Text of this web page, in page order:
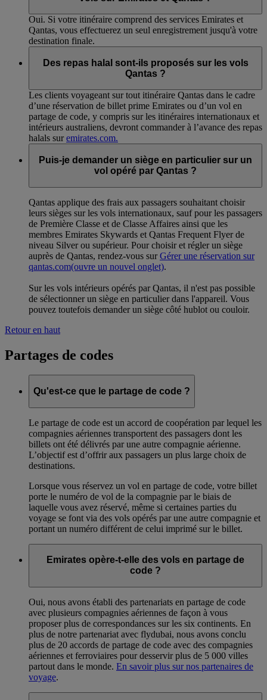
Oui. Si votre itinéraire comprend des services Emirates et
Qantas, vous effectuerez un seul enregistrement jusqu'à votre
destination finale.
Des repas halal sont-ils proposés sur les vols
Qantas ?
Les clients voyageant sur tout itinéraire Qantas dans le cadre
d’une réservation de billet prime Emirates ou d’un vol en
partage de code, y compris sur les itinéraires internationaux et
intérieurs australiens, devront commander à l’avance des repas
halals suremirates.com.
Puis-je demander un siège en particulier sur un
vol opéré par Qantas ?
Qantas applique des frais aux passagers souhaitant choisir
leurs sièges sur les vols internationaux, sauf pour les passagers
de Première Classe et de Classe Affaires ainsi que les
membres Emirates Skywards et Qantas Frequent Flyer de
niveau Silver ou supérieur. Pour choisir et régler un siège
auprès de Qantas, rendez-vous surGérer une réservation sur
qantas.com(ouvre un nouvel onglet).
Sur les vols intérieurs opérés par Qantas, il n'est pas possible
de sélectionner un siège en particulier dans l'appareil. Vous
pouvez toutefois demander un siège côté hublot ou couloir.
Retour en haut
Partages de codes
Qu'est-ce que le partage de code ?
Le partage de code est un accord de coopération par lequel les
compagnies aériennes transportent des passagers dont les
billets ont été délivrés par une autre compagnie aérienne.
L’objectif est d’offrir aux passagers un plus large choix de
destinations.
Lorsque vous réservez un vol en partage de code, votre billet
porte le numéro de vol de la compagnie par le biais de
laquelle vous avez réservé, même si certaines parties du
voyage se font via des vols opérés par une autre compagnie et
portant un numéro différent de celui imprimé sur le billet.
Emirates opère-t-elle des vols en partage de
code ?
Oui, nous avons établi des partenariats en partage de code
avec plusieurs compagnies aériennes de façon à vous
proposer plus de correspondances sur les six continents. En
plus de notre partenariat avec flydubai, nous avons conclu
plus de 20 accords de partage de code avec des compagnies
aériennes et ferroviaires pour desservir plus de 5 000 villes
partout dans le monde. En savoir plus sur nos partenaires de
voyage.